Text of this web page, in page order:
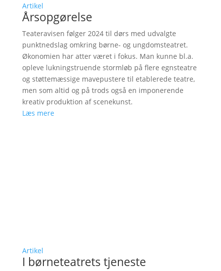
Artikel
Årsopgørelse
Teateravisen følger 2024 til dørs med udvalgte
punktnedslag omkring børne- og ungdomsteatret.
Økonomien har atter været i fokus. Man kunne bl.a.
opleve lukningstruende stormløb på flere egnsteatre
og støttemæssige mavepustere til etablerede teatre,
men som altid og på trods også en imponerende
kreativ produktion af scenekunst.
Læs mere
Artikel
I børneteatrets tjeneste